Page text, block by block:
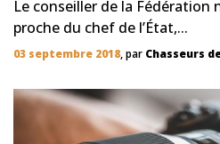
Le conseiller de la Fédération
proche du chef de l’État,...
03 septembre 2018, par Chasseurs